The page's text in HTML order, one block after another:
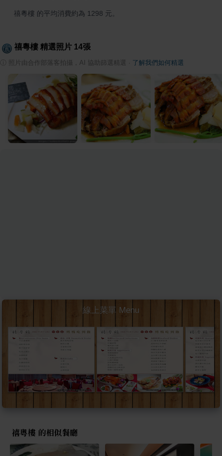
禧粵樓 的平均消費約為 1298 元。
禧粵樓 精選照片 14張
照片由合作部落客拍攝，AI 協助篩選精選 了解我們如何精選
線上菜單 Menu
禧粵樓 的相似餐廳